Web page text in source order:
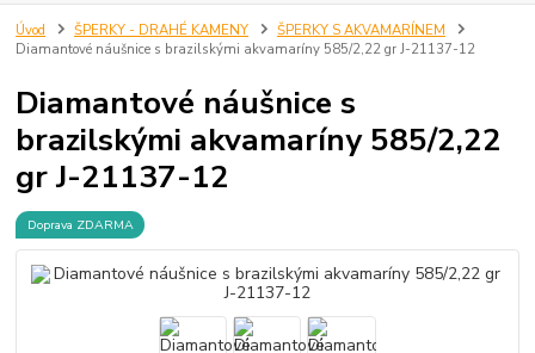
Úvod ŠPERKY - DRAHÉ KAMENY
ŠPERKY S AKVAMARÍNEM
Diamantové náušnice s brazilskými akvamaríny 585/2,22 gr J-21137-12
Diamantové náušnice s
brazilskými akvamaríny 585/2,22
gr J-21137-12
Doprava ZDARMA